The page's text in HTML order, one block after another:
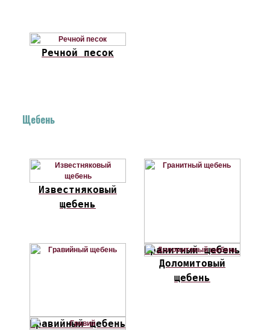
Речной песок
Щебень
Известняковый
щебень
Гранитный щебень
Гравийный щебень
Доломитовый
щебень